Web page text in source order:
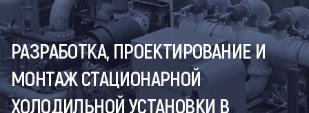
РАЗРАБОТКА, ПРОЕКТИРОВАНИЕ И
МОНТАЖ СТАЦИОНАРНОЙ
ХОЛОДИЛЬНОЙ УСТАНОВКИ В